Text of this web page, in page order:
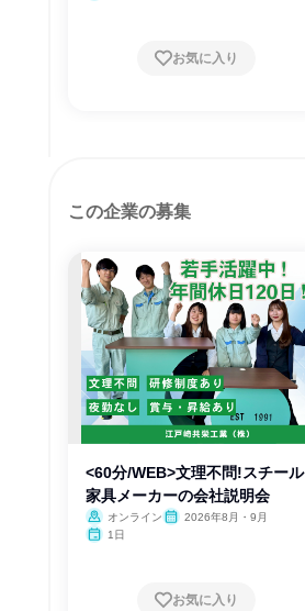
お気に入り
この企業の募集
<60分/WEB>文理不問!スチール
家具メーカーの会社説明会
オンライン
2026年8月・9月
1日
お気に入り